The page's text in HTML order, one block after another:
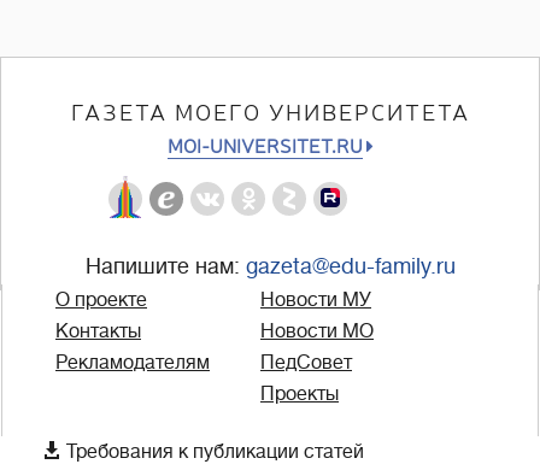
ГАЗЕТА МОЕГО УНИВЕРСИТЕТА
MOI-UNIVERSITET.RU
Напишите нам: gazeta@edu-family.ru
О проекте
Контакты
Рекламодателям
Новости МУ
Новости МО
ПедСовет
Проекты
 Требования к публикации статей